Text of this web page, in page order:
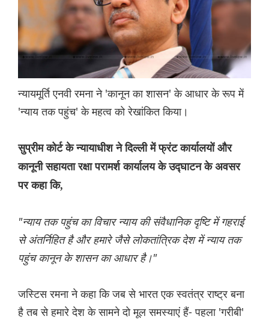
न्यायमूर्ति एनवी रमना ने 'कानून का शासन' के आधार के रूप में
'न्याय तक पहुंच' के महत्व को रेखांकित किया।
सुप्रीम कोर्ट के न्यायाधीश ने दिल्ली में फ्रंट कार्यालयों और
कानूनी सहायता रक्षा परामर्श कार्यालय के उद्घाटन के अवसर
पर कहा कि,
"न्याय तक पहुंच का विचार न्याय की संवैधानिक दृष्टि में गहराई
से अंतर्निहित है और हमारे जैसे लोकतांत्रिक देश में न्याय तक
पहुंच कानून के शासन का आधार है।"
जस्टिस रमना ने कहा कि जब से भारत एक स्वतंत्र राष्ट्र बना
है तब से हमारे देश के सामने दो मूल समस्याएं हैं- पहला 'गरीबी'